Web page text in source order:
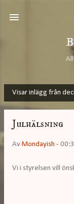
I
Visar inlägg från
Julhälsning
Av Mondayish -
Vi i styrelsen vill